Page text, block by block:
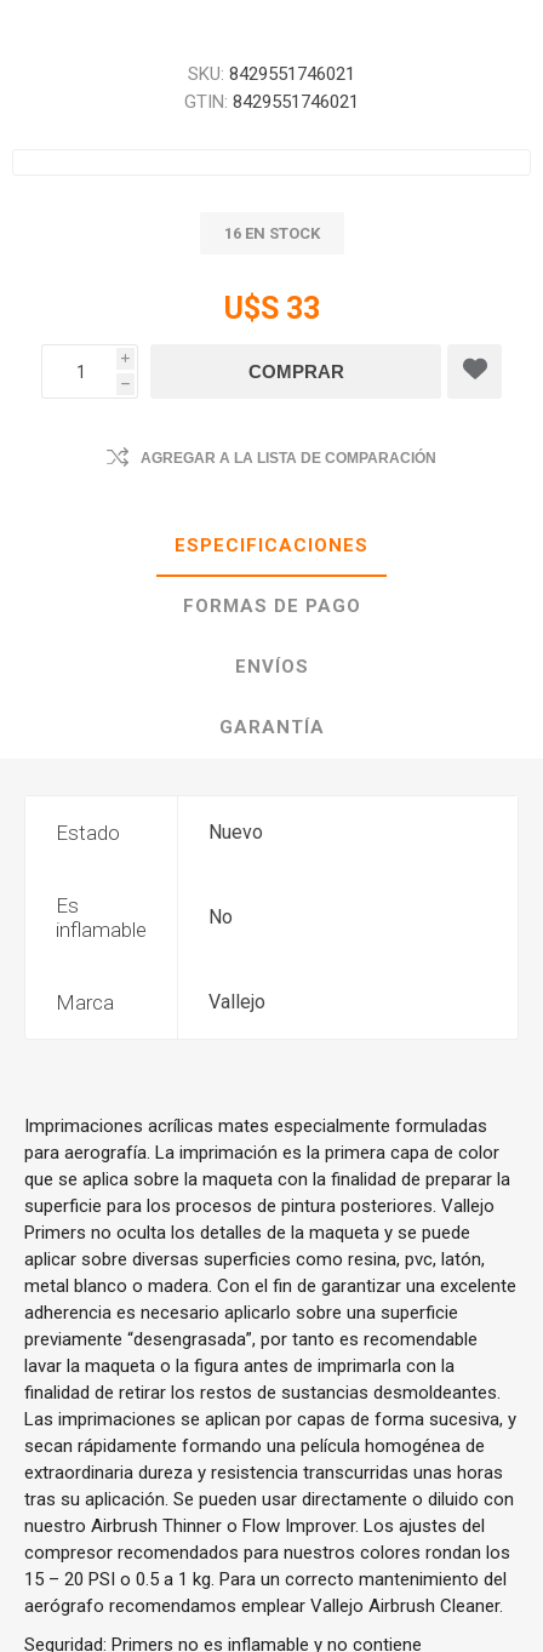
SKU: 8429551746021
GTIN: 8429551746021
16 EN STOCK
U$S 33
i
h
AGREGAR A LA LISTA DE COMPARACIÓN
ESPECIFICACIONES
FORMAS DE PAGO
ENVÍOS
GARANTÍA
Estado Nuevo
Es
inflamable
No
Marca Vallejo
Imprimaciones acrílicas mates especialmente formuladas
para aerografía. La imprimación es la primera capa de color
que se aplica sobre la maqueta con la finalidad de preparar la
superficie para los procesos de pintura posteriores. Vallejo
Primers no oculta los detalles de la maqueta y se puede
aplicar sobre diversas superficies como resina, pvc, latón,
metal blanco o madera. Con el fin de garantizar una excelente
adherencia es necesario aplicarlo sobre una superficie
previamente “desengrasada”, por tanto es recomendable
lavar la maqueta o la figura antes de imprimarla con la
finalidad de retirar los restos de sustancias desmoldeantes.
Las imprimaciones se aplican por capas de forma sucesiva, y
secan rápidamente formando una película homogénea de
extraordinaria dureza y resistencia transcurridas unas horas
tras su aplicación. Se pueden usar directamente o diluido con
nuestro Airbrush Thinner o Flow Improver. Los ajustes del
compresor recomendados para nuestros colores rondan los
15 – 20 PSI o 0.5 a 1 kg. Para un correcto mantenimiento del
aerógrafo recomendamos emplear Vallejo Airbrush Cleaner.
Seguridad: Primers no es inflamable y no contiene